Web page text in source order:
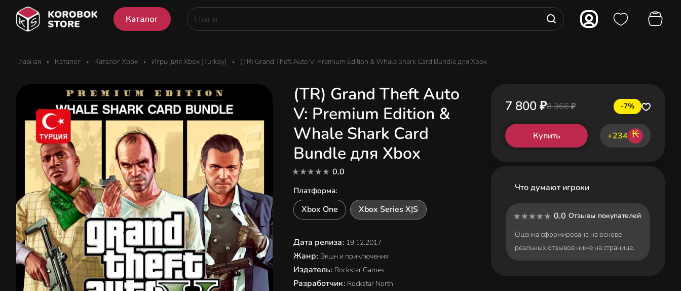
Каталог
Главная Каталог Каталог Xbox Игры для Xbox (Turkey) (TR) Grand Theft Auto V: Premium Edition & Whale Shark Card Bundle для Xbox
(TR) Grand Theft Auto
V: Premium Edition &
Whale Shark Card
Bundle для Xbox
0.0
Платформа:
Xbox One Xbox Series X|S
Дата релиза: 19.12.2017
Жанр: Экшн и приключения
Издатель: Rockstar Games
Разработчик: Rockstar North
7 800 ₽8 366 ₽ -7%
Купить +234 ₭
Что думают игроки
0.0 Отзывы покупателей
Оценка сформирована на основе
реальных отзывов ниже на странице.